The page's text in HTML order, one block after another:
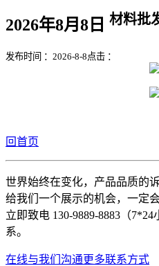
2026年8月8日 材料批
发布时间 ：2026-8-8 点击 ：
回首页
世界始终在变化，产品品质的
给我们一个展示的机会，一定
立即致电 130-9889-8883（
系。
在线与我们沟通更多联系方式